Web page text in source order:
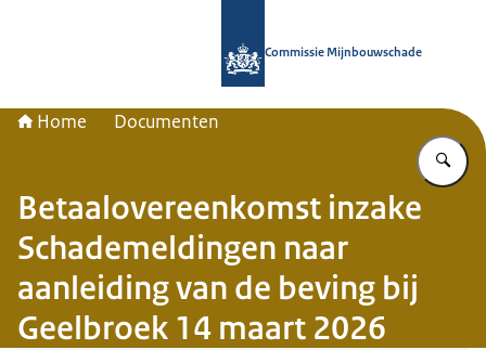
Commissie Mijnbouwschade
Home Documenten
Betaalovereenkomst inzake
Schademeldingen naar
aanleiding van de beving bij
Geelbroek 14 maart 2026